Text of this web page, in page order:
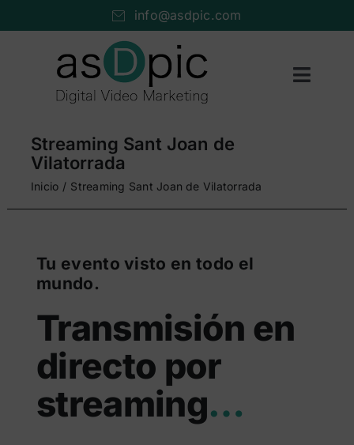
info@asdpic.com
Toggle
Producción audiovisual
Vídeo streaming
Portfolio
Cuéntanos…
Buscar:
Streaming Sant Joan de
Vilatorrada
Inicio Streaming Sant Joan de Vilatorrada
Tu evento visto en todo el
mundo.
Transmisión en
directo por
streaming…